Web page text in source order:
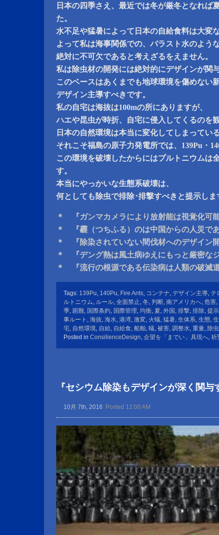
日本の四季さえ、最近では冬が厳冬となれば
た。
水不足や猛暑によって日本の自給食料は大変
よって私は海事関係での、バラスト水のよう
絶対に不可欠であると考えざるをえません。
私は除虫材の開発には絶対的にデザインが関
このベースはあくまでも地球環境を傷めない
デザイン主導すべきです。
私の自宅は海抜は100mの所にありますが、
ハエや昆虫が時折、自宅に侵入してくるのを
日本の自然環境は本当に変化してしまってい
それこそ福島の原子力発電所では、139Pu・
この環境を破壊したからにはプルトニウムは
す。
本当にやっかいな生態系破壊は、
何としても除虫で排除･排撃すべきと提示しま
＊ 『ガンマカメラにより放射能は視覚化可
＊ 『霾（つちふる）のは中国からの人災で
＊ 『除染されていない間伐材へのデザイン
＊ 『デング熱は風土病ゆえにもっと厳密な
＊ 『流行の根源である伝染病は人類の破滅
Tags: 139Pu, 140Pu, Fire Ants, コンテナ, デザイン主導, テ
ルトニウム, ルール, 全面禁止, 冬, 判断, 南アメリカへ, 危害,
季, 困難, 国際条約, 国際管理, 均衡, 夏, 外国 , 排撃, 排除, 提示
事ルート , 海抜, 海水, 港湾, 激変, 火蟻, 猛暑, 生体系, 生態,
宅, 自然環境, 自給, 自給食, 船舶, 蟻, 被害, 調整水, 重量, 除虫
Posted in ConsilienceDesign, 企望を「までい」具現へ, 祈
『セシウム除染もデザインが深く関与
10月 7th, 2016 Posted 12:00 AM